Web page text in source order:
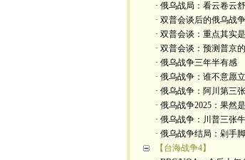
· 俄乌战局：看云卷云
· 双普会谈后的俄乌战
· 双普会谈：重点其实是
· 双普会谈：预测普京
· 俄乌战争三年半有感
· 俄乌战争：谁不意愿
· 俄乌战争：阿川第三
· 俄乌战争2025：果然
· 俄乌战争：川普三张
· 俄乌战争结局：剁手
【台海战争4】